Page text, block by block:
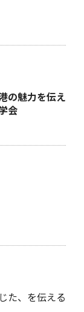
の魅力を伝え
会
た、を伝える